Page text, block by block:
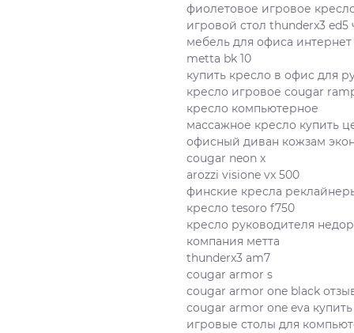
фиолетовое игровое
игровой стол thunderx3
мебель для офиса интернет
metta bk 10
купить кресло в офис для
кресло игровое cougar
кресло компьютерное
массажное кресло купить
офисный диван кожзам
cougar neon x
arozzi visione vx 500
финские кресла
кресло tesoro f750
кресло руководителя
компания метта
thunderx3 am7
cougar armor s
cougar armor one black
cougar armor one eva купить
игровые столы для